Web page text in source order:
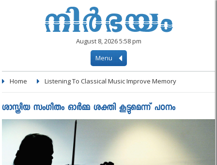
August 8, 2026 5:58 pm
Menu
Home Listening To Classical Music Improve Memory
ശാസ്ത്രീയ സംഗീതം ഓർമ്മ ശക്തി കൂട്ടുമെന്ന് പഠനം